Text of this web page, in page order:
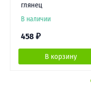
глянец
В наличии
458 ₽
В корзину